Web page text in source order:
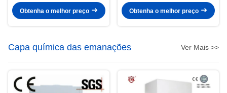
Obtenha o melhor preço
Obtenha o melhor preço
Capa química das emanações Ver Mais >>